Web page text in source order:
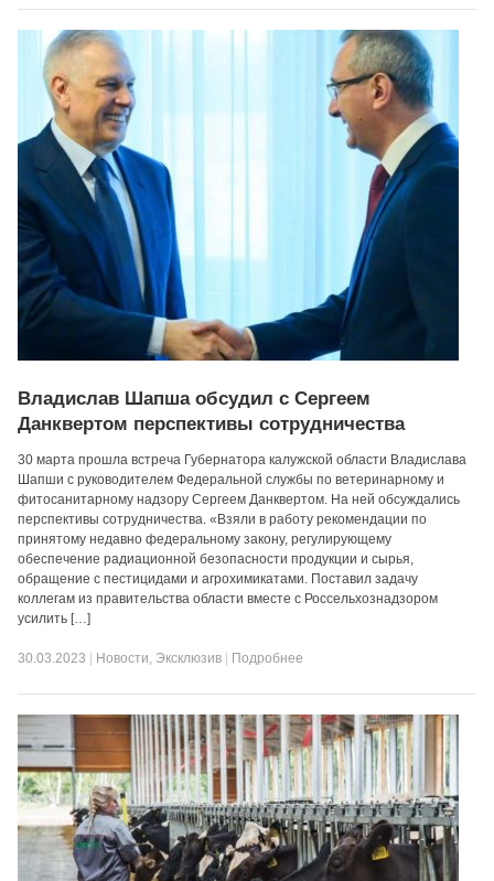
Владислав Шапша обсудил с Сергеем
Данквертом перспективы сотрудничества
30 марта прошла встреча Губернатора калужской области Владислава
Шапши с руководителем Федеральной службы по ветеринарному и
фитосанитарному надзору Сергеем Данквертом. На ней обсуждались
перспективы сотрудничества. «Взяли в работу рекомендации по
принятому недавно федеральному закону, регулирующему
обеспечение радиационной безопасности продукции и сырья,
обращение с пестицидами и агрохимикатами. Поставил задачу
коллегам из правительства области вместе с Россельхознадзором
усилить […]
30.03.2023 Новости, Эксклюзив Подробнее